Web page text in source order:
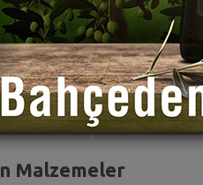
DE YAPTIM TARİFE
Malzemeler